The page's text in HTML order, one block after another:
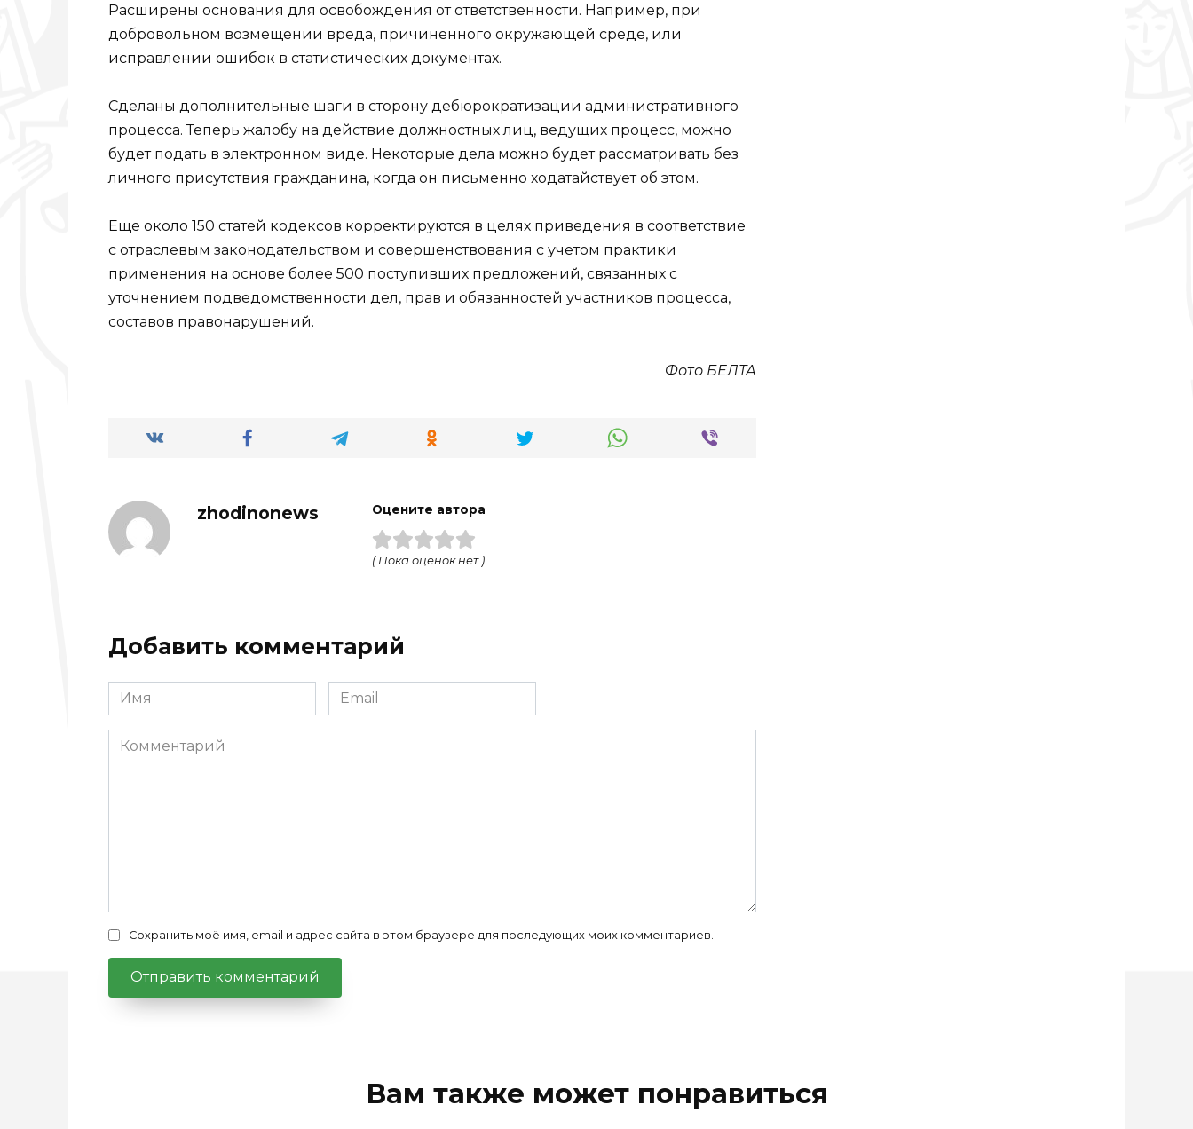
Расширены основания для освобождения от ответственности. Например, при
добровольном возмещении вреда, причиненного окружающей среде, или
исправлении ошибок в статистических документах.
Сделаны дополнительные шаги в сторону дебюрократизации административного
процесса. Теперь жалобу на действие должностных лиц, ведущих процесс, можно
будет подать в электронном виде. Некоторые дела можно будет рассматривать без
личного присутствия гражданина, когда он письменно ходатайствует об этом.
Еще около 150 статей кодексов корректируются в целях приведения в соответствие
с отраслевым законодательством и совершенствования с учетом практики
применения на основе более 500 поступивших предложений, связанных с
уточнением подведомственности дел, прав и обязанностей участников процесса,
составов правонарушений.
Фото БЕЛТА
zhodinonews Оцените автора
( Пока оценок нет )
Добавить комментарий
Имя
*
Email
*
Комментарий
Сохранить моё имя, email и адрес сайта в этом браузере для последующих моих комментариев.
Вам также может понравиться